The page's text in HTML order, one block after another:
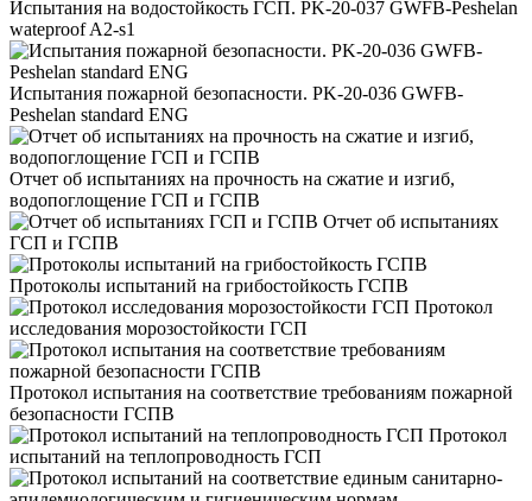
Испытания на водостойкость ГСП. PK-20-037 GWFB-Peshelan
wateproof A2-s1
Испытания пожарной безопасности. PK-20-036 GWFB-
Peshelan standard ENG
Отчет об испытаниях на прочность на сжатие и изгиб,
водопоглощение ГСП и ГСПВ
Отчет об испытаниях
ГСП и ГСПВ
Протоколы испытаний на грибостойкость ГСПВ
Протокол
исследования морозостойкости ГСП
Протокол испытания на соответствие требованиям пожарной
безопасности ГСПВ
Протокол
испытаний на теплопроводность ГСП